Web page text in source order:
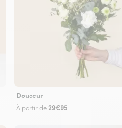
Douceur
À partir de 29€95